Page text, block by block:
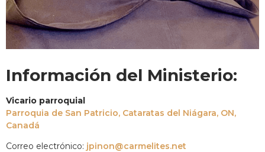
Información del Ministerio:
Vicario parroquial
Parroquia de San Patricio, Cataratas del Niágara, ON,
Canadá
Correo electrónico: jpinon@carmelites.net